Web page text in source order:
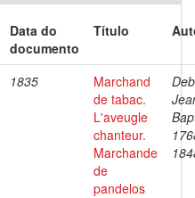
Data do
documento
Título
1835
Marchand
de tabac.
L'aveugle
chanteur.
Marchande
de
pandelos